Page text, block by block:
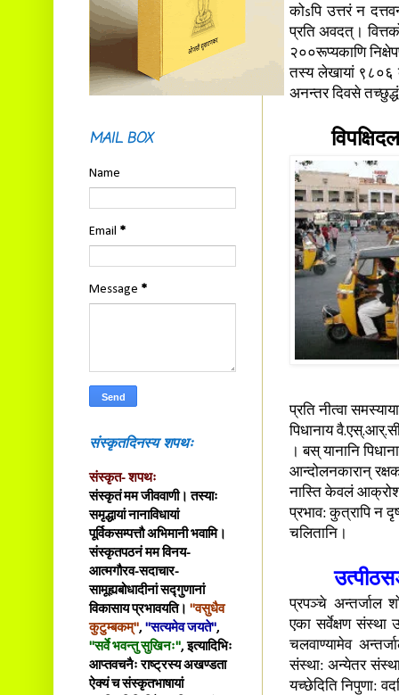
कोsपि उत्तरं न
प्रति अवदत्।
२००रूप्यकाणि
तस्य लेखायां ९८०६
अनन्तर दिवसे
प्रति नीत्वा
पिधानाय
। बस् यानानि
आन्दोलनकारान्
नास्ति केवलं
प्रभाव: कुत्रापि न
चलितानि।
प्रपञ्चे अन्तर्जाल
एका सर्वेक्षण संस्था
चलवाण्यामेव
संस्था: अन्येतर
यच्छेदिति निपुणा:
MAIL BOX
Name
Email *
Message *
संस्कृतदिनस्य शपथः
संस्कृत- शपथः
संस्कृतं मम जीववाणी। तस्याः
समृद्धायां नानाविधायां
पूर्विकसम्पत्तौ अभिमानी भवामि।
संस्कृतपठनं मम विनय-
आत्मगौरव-सदाचार-
सामूह्यबोधादीनां सद्गुणानां
विकासाय प्रभावयति। "वसुधैव
कुटुम्बकम्", "सत्यमेव जयते",
"सर्वे भवन्तु सुखिनः", इत्यादिभिः
आप्तवचनैः राष्ट्रस्य अखण्डता
ऐक्यं च संस्कृतभाषायां